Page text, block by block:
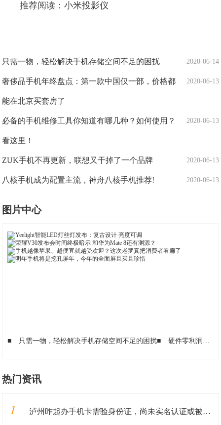
推荐阅读：小米投影仪
2020-06-14
只需一物，轻松解决手机存储空间不足的困扰
2020-06-13
奢侈品手机年终盘点：第一款中国仅一部，价格都
能在北京买套房了
2020-06-13
必备的手机维修工具你知道有哪几种？如何使用？
看这里！
2020-06-13
ZUK手机不再更新，联想又干掉了一个品牌
2020-06-13
八核手机成为配置主流，神舟八核手机推荐!
图片中心
■ 只需一物，轻松解决手机存储空间不足的困扰■ 硬件零利润，中国手机自欺欺人？
热门资讯
1 泸州昨起办手机卡需验身份证，尚未实名认证或被停机